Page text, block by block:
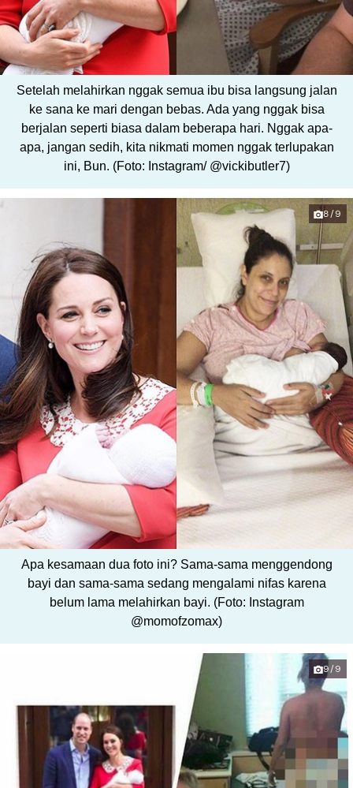
Setelah melahirkan nggak semua ibu bisa langsung jalan
ke sana ke mari dengan bebas. Ada yang nggak bisa
berjalan seperti biasa dalam beberapa hari. Nggak apa-
apa, jangan sedih, kita nikmati momen nggak terlupakan
ini, Bun. (Foto: Instagram/ @vickibutler7)
8/9
Apa kesamaan dua foto ini? Sama-sama menggendong
bayi dan sama-sama sedang mengalami nifas karena
belum lama melahirkan bayi. (Foto: Instagram
@momofzomax)
9/9